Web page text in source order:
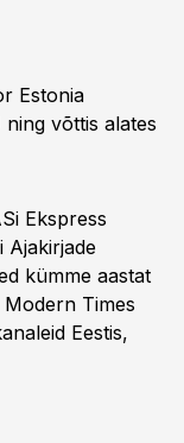
Estonia
ning võttis alates
Ekspress
Ajakirjade
kümme aastat
Times
Eestis,